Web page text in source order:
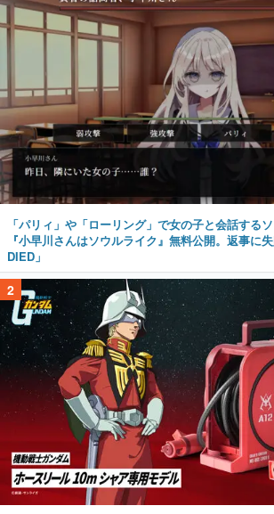
「パリィ」や「ローリング」で女の子と会話する
『小早川さんはソウルライク』無料公開。返事に
DIED」
2